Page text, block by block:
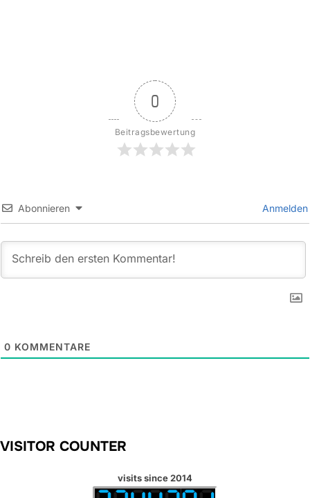
0
Beitragsbewertung
Abonnieren Anmelden
0 KOMMENTARE
VISITOR COUNTER
visits since 2014